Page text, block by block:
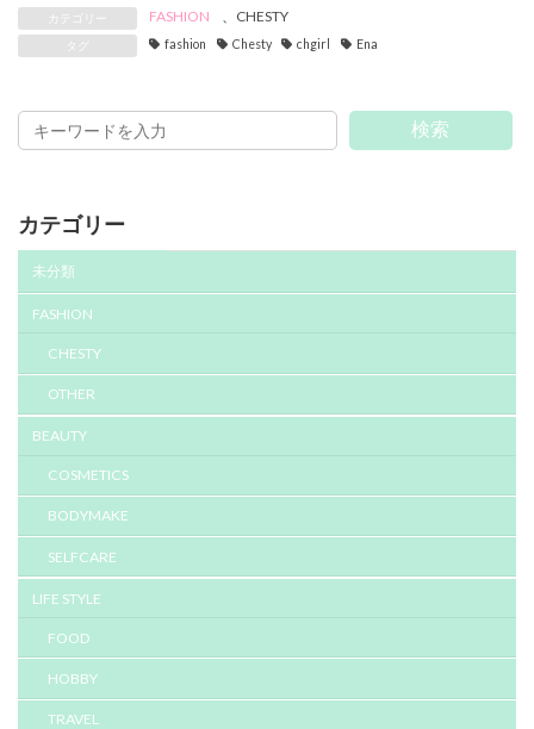
カテゴリー FASHION 、 CHESTY
タグ fashion Chesty chgirl Ena
検索
カテゴリー
未分類
FASHION
CHESTY
OTHER
BEAUTY
COSMETICS
BODYMAKE
SELFCARE
LIFE STYLE
FOOD
HOBBY
TRAVEL